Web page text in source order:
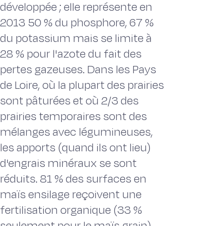
développée ; elle représente en
2013 50 % du phosphore, 67 %
du potassium mais se limite à
28 % pour l'azote du fait des
pertes gazeuses. Dans les Pays
de Loire, où la plupart des prairies
sont pâturées et où 2/3 des
prairies temporaires sont des
mélanges avec légumineuses,
les apports (quand ils ont lieu)
d'engrais minéraux se sont
réduits. 81 % des surfaces en
maïs ensilage reçoivent une
fertilisation organique (33 %